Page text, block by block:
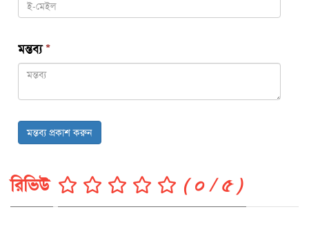
মন্তব্য*
মন্তব্য প্রকাশ করুন
রিভিউ ( ০ / ৫ )